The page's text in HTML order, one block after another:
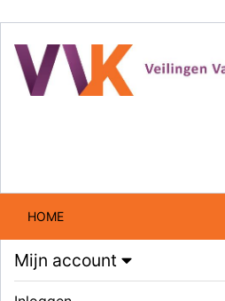
HOME
Mijn account